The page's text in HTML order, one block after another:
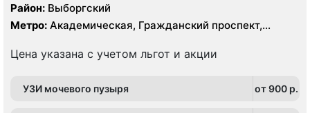
MR 360 1.5 Tесла, KT GE Optim 64 среза, УЗИ, Рентген
Район: Выборгский
Метро: Академическая, Гражданский проспект,
Цена указана с учетом льгот и акции
УЗИ мочевого пузыря от 900 p.